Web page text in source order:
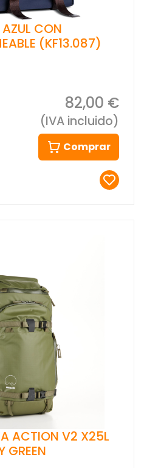
CON
(KF13.087)
82,00 €
(IVA incluido)
Comprar
ACTION V2 X25L
GREEN